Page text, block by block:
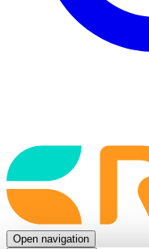
Back
to
frontpage
Open navigation